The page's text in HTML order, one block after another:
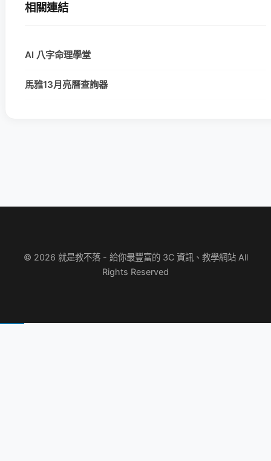
相關連結
AI 八字命理學堂
馬雅13月亮曆查詢器
© 2026 就是教不落 - 給你最豐富的 3C 資訊、教學網站 All
Rights Reserved